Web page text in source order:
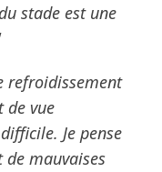
stade est une
refroidissement
de vue
Je pense
de mauvaises